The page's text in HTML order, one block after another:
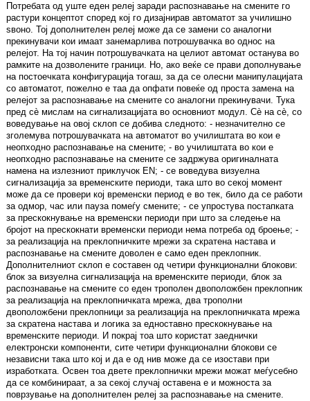
Потребата од уште еден релеј заради распознавање на смените го
растури концептот според кој го дизајнирав автоматот за училишно
ѕвоно. Тој дополнителен релеј може да се замени со аналогни
прекинувачи кои имаат занемарлива потрошувачка во однос на
релејот. На тој начин потрошувачката на целиот автомат останува во
рамките на дозволените граници. Но, ако веќе се прави дополнување
на постоечката конфигурација тогаш, за да се олесни манипулацијата
со автоматот, пожелно е таа да опфати повеќе од проста замена на
релејот за распознавање на смените со аналогни прекинувачи. Тука
пред сè мислам на сигнализацијата во основниот модул. Сè на сè, со
воведување на овој склоп се добива следното: - незначително се
зголемува потрошувачката на автоматот во училиштата во кои е
неопходно распознавање на смените; - во училиштата во кои е
неопходно распознавање на смените се задржува оригиналната
намена на излезниот приклучок EN; - се воведува визуелна
сигнализација за временските периоди, така што во секој момент
може да се провери кој временски период е во тек, било да се работи
за одмор, час или пауза помеѓу смените; - се упростува постапката
за прескокнување на временски периоди при што за следење на
бројот на прескокнати временски периоди нема потреба од броење; -
за реализација на преклопничките мрежи за скратена настава и
распознавање на смените доволен е само еден преклопник.
Дополнителниот склоп е составен од четири функционални блокови:
блок за визуелна сигнализација на временските периоди, блок за
распознавање на смените со еден трополен двоположбен преклопник
за реализација на преклопничката мрежа, два трополни
двоположбени преклопници за реализација на преклопничката мрежа
за скратена настава и логика за едноставно прескокнување на
временските периоди. И покрај тоа што користат заеднички
електронски компоненти, сите четири функционални блокови се
независни така што кој и да е од нив може да се изостави при
изработката. Освен тоа двете преклопнички мрежи можат меѓусебно
да се комбинираат, а за секој случај оставена е и можноста за
поврзување на дополнителен релеј за распознавање на смените.